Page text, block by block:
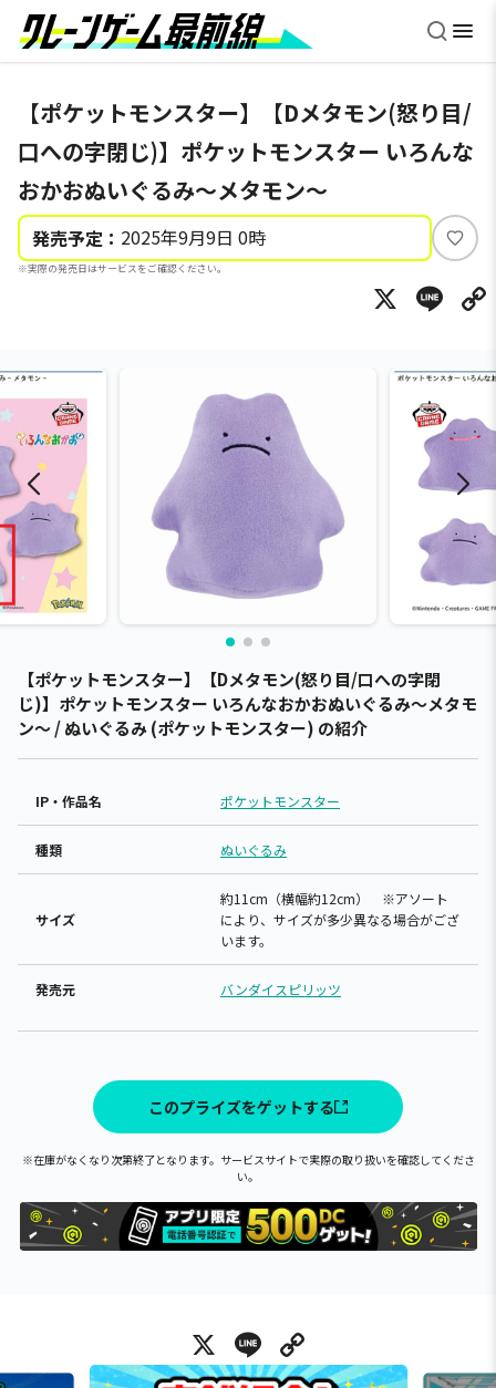
【ポケットモンスター】【Dメタモン(怒り目/
口への字閉じ)】ポケットモンスター いろんな
おかおぬいぐるみ～メタモン～
発売予定： 2025年9月9日 0時
※実際の発売日はサービスをご確認ください。
い
ね
X
【ポケットモンスター】【Dメタモン(怒り目/口への字閉
じ)】ポケットモンスター いろんなおかおぬいぐるみ～メタモ
ン～ / ぬいぐるみ (ポケットモンスター) の紹介
IP・作品名 ポケットモンスター
種類 ぬいぐるみ
サイズ
約11cm（横幅約12cm） ※アソート
により、サイズが多少異なる場合がござ
います。
発売元 バンダイスピリッツ
このプライズをゲットする
※在庫がなくなり次第終了となります。サービスサイトで実際の取り扱いを確認してくださ
い。
X Line